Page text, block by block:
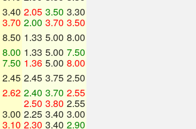
3.40 2.05 3.50 3.30
3.70 2.00 3.70 3.50
8.50 1.33 5.00 8.00
8.00 1.33 5.00 7.50
7.50 1.36 5.00 8.00
2.45 2.45 3.75 2.50
2.62 2.40 3.70 2.55
2.50 3.80 2.55
3.00 2.25 3.40 3.00
3.10 2.30 3.40 2.90
深证成指 14311.01